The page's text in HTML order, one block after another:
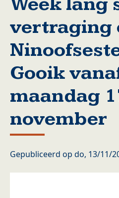
vertraging
Gooik
maandag
november
Gepubliceerd op do, 13/11/